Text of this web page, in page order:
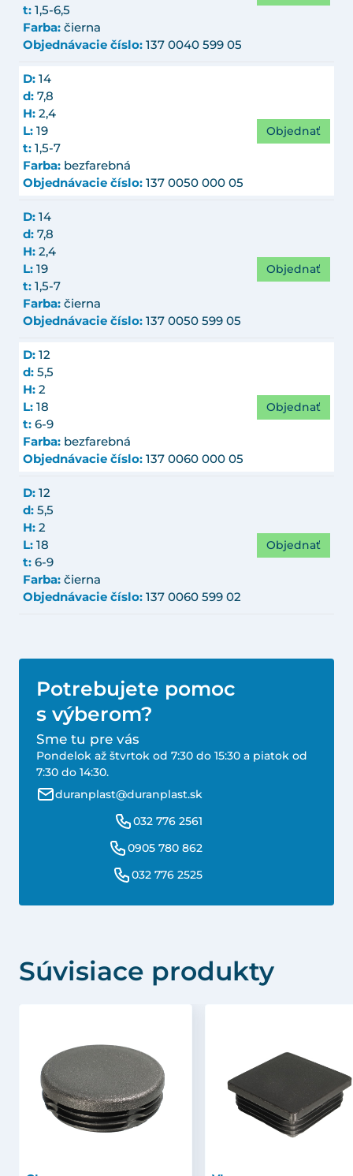
t: 1,5-6,5
Farba: čierna
Objednávacie číslo: 137 0040 599 05
D: 14
d: 7,8
H: 2,4
L: 19
t: 1,5-7
Farba: bezfarebná
Objednávacie číslo: 137 0050 000 05
Objednať
D: 14
d: 7,8
H: 2,4
L: 19
t: 1,5-7
Farba: čierna
Objednávacie číslo: 137 0050 599 05
Objednať
D: 12
d: 5,5
H: 2
L: 18
t: 6-9
Farba: bezfarebná
Objednávacie číslo: 137 0060 000 05
Objednať
D: 12
d: 5,5
H: 2
L: 18
t: 6-9
Farba: čierna
Objednávacie číslo: 137 0060 599 02
Objednať
Potrebujete pomoc
s výberom?
Sme tu pre vás
Pondelok až štvrtok od 7:30 do 15:30 a piatok od
7:30 do 14:30.
duranplast@duranplast.sk
032 776 2561
0905 780 862
032 776 2525
Súvisiace produkty